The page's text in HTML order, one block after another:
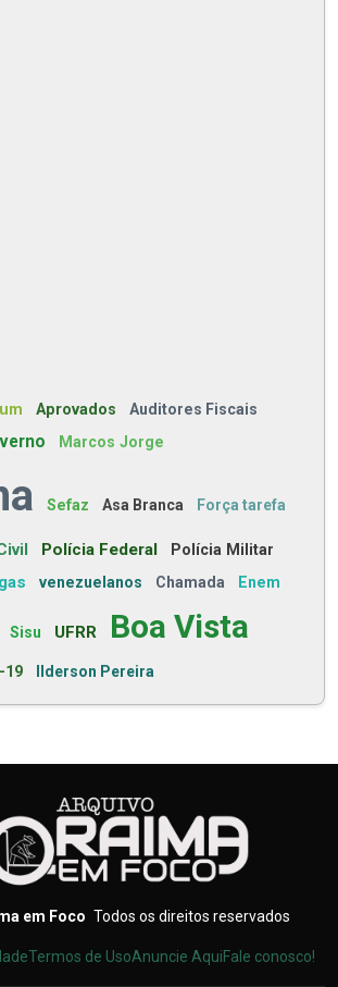
Aprovados Auditores Fiscais
Marcos Jorge
Sefaz Asa Branca Força tarefa
Polícia Federal Polícia Militar
venezuelanos Chamada Enem
Sisu UFRR Boa Vista
19 Ilderson Pereira
em Foco Todos os direitos reservados
Termos de UsoAnuncie AquiFale conosco!